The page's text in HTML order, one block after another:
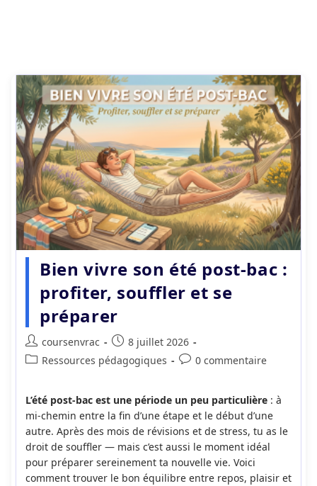
Bien vivre son été post-bac :
profiter, souffler et se
préparer
Auteur/autrice
de
coursenvrac
Publication
publiée :
8 juillet 2026
PostRessources pédagogiques
Commentaires
publication :
0 commentaire
L’été post-bac est une période un peu particulière: à
mi-chemin entre la fin d’une étape et le début d’une
autre. Après des mois de révisions et de stress, tu as le
droit de souffler — mais c’est aussi le moment idéal
pour préparer sereinement ta nouvelle vie. Voici
comment trouver le bon équilibre entre repos, plaisir et